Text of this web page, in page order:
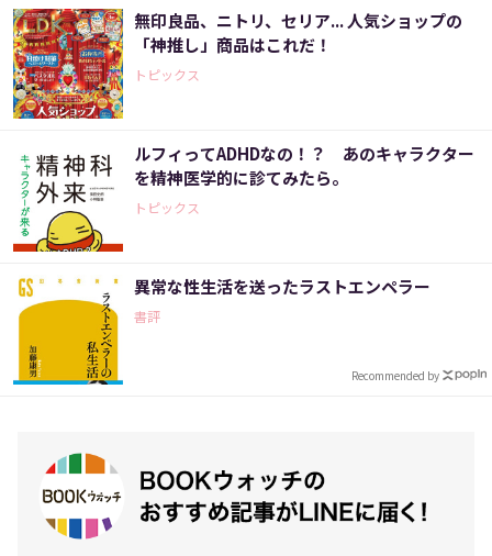
無印良品、ニトリ、セリア... 人気ショップの
「神推し」商品はこれだ！
トピックス
ルフィってADHDなの！？ あのキャラクター
を精神医学的に診てみたら。
トピックス
異常な性生活を送ったラストエンペラー
書評
Recommended by